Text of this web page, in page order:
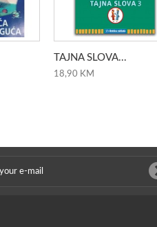
TAJNA SLOVA...
18,90 KM